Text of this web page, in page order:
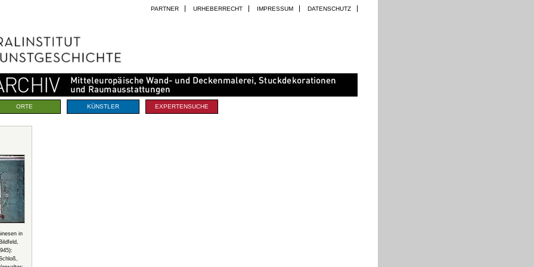
PARTNER URHEBERRECHT IMPRESSUM DATENSCHUTZ
ORTE KÜNSTLER EXPERTENSUCHE
in